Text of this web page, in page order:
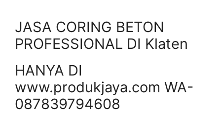
JASA CORING BETON
PROFESSIONAL DI Klaten
HANYA DI
www.produkjaya.com WA-
087839794608